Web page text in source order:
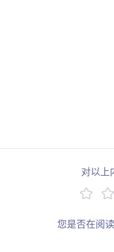
对以上
您是否在阅